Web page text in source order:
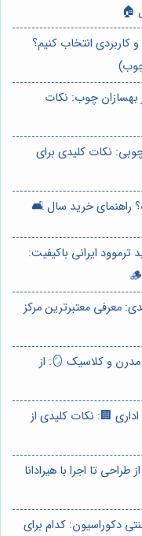
🏠
انتخاب کنیم؟
بهسازان چوب: نکات
نکات کلیدی برای
راهنمای خرید سال 🛋️
ایرانی باکیفیت:
معرفی معتبرترین مرکز
⭐️ راهنمای جامع خرید آینه کنسول مدرن و کلاسیک 🪞: از
🏢: نکات کلیدی از
تا اجرا با هیرادانا
دکوراسیون: کدام برای